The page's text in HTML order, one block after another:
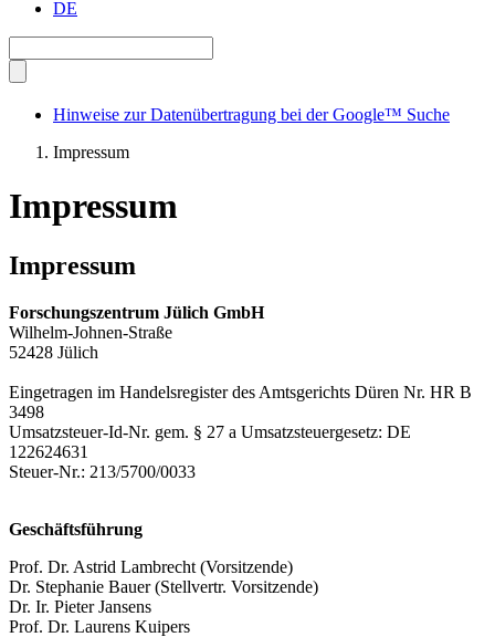
DE
Hinweise zur Datenübertragung bei der Google™ Suche
Impressum
Impressum
Impressum
Forschungszentrum Jülich GmbH
Wilhelm-Johnen-Straße
52428 Jülich
Eingetragen im Handelsregister des Amtsgerichts Düren Nr. HR B
3498
Umsatzsteuer-Id-Nr. gem. § 27 a Umsatzsteuergesetz: DE
122624631
Steuer-Nr.: 213/5700/0033
Geschäftsführung
Prof. Dr. Astrid Lambrecht (Vorsitzende)
Dr. Stephanie Bauer (Stellvertr. Vorsitzende)
Dr. Ir. Pieter Jansens
Prof. Dr. Laurens Kuipers